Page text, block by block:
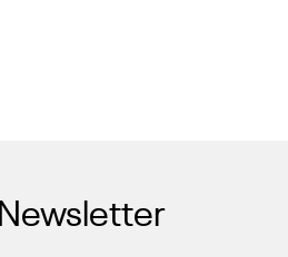
Newsletter